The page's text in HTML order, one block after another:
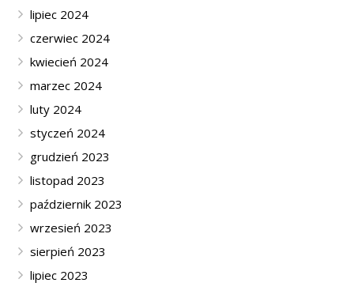
lipiec 2024
czerwiec 2024
kwiecień 2024
marzec 2024
luty 2024
styczeń 2024
grudzień 2023
listopad 2023
październik 2023
wrzesień 2023
sierpień 2023
lipiec 2023